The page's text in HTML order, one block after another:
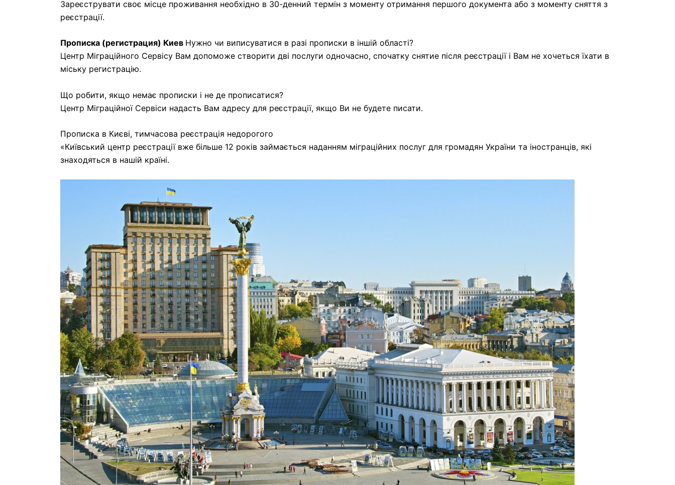
Зареєструвати своє місце проживання необхідно в 30-денний термін з моменту отримання першого документа або з моменту сняття з
реєстрації.
Прописка (регистрация) Киев Нужно чи виписуватися в разі прописки в іншій області?
Центр Міграційного Сервісу Вам допоможе створити дві послуги одночасно, спочатку снятие після реєстрації і Вам не хочеться їхати в
міську регистрацію.
Що робити, якщо немає прописки і не де прописатися?
Центр Міграційної Сервіси надасть Вам адресу для реєстрації, якщо Ви не будете писати.
Прописка в Києві, тимчасова реєстрація недорогого
«Київський центр реєстрації вже більше 12 років займається наданням міграційних послуг для громадян України та іностранців, які
знаходяться в нашій країні.